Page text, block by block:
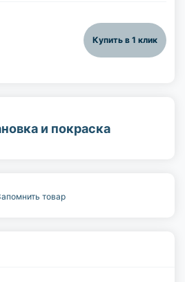
Купить в 1 клик
и покраска
товар